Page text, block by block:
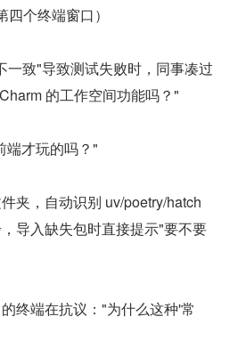
个终端窗口）
一致"导致测试失败时，同事凑过
的工作空间功能吗？"
端才玩的吗？"
夹，自动识别 uv/poetry/hatch
导入缺失包时直接提示"要不要
终端在抗议："为什么这种'常